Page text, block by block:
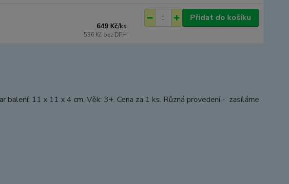
649 Kč/ks
536 Kč bez DPH
Přidat do košíku
balení: 11 x 11 x 4 cm. Věk: 3+. Cena za 1 ks. Různá provedení - zasíláme